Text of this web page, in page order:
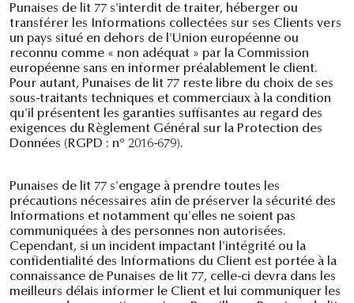
Punaises de lit 77 s'interdit de traiter, héberger ou
transférer les Informations collectées sur ses Clients vers
un pays situé en dehors de l'Union européenne ou
reconnu comme « non adéquat » par la Commission
européenne sans en informer préalablement le client.
Pour autant, Punaises de lit 77 reste libre du choix de ses
sous-traitants techniques et commerciaux à la condition
qu'il présentent les garanties suffisantes au regard des
exigences du Règlement Général sur la Protection des
Données (RGPD : n° 2016-679).
Punaises de lit 77 s'engage à prendre toutes les
précautions nécessaires afin de préserver la sécurité des
Informations et notamment qu'elles ne soient pas
communiquées à des personnes non autorisées.
Cependant, si un incident impactant l'intégrité ou la
confidentialité des Informations du Client est portée à la
connaissance de Punaises de lit 77, celle-ci devra dans les
meilleurs délais informer le Client et lui communiquer les